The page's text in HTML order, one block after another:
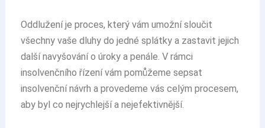
Oddlužení je proces, který vám umožní sloučit
všechny vaše dluhy do jedné splátky a zastavit jejich
další navyšování o úroky a penále. V rámci
insolvenčního řízení vám pomůžeme sepsat
insolvenční návrh a provedeme vás celým procesem,
aby byl co nejrychlejší a nejefektivnější.